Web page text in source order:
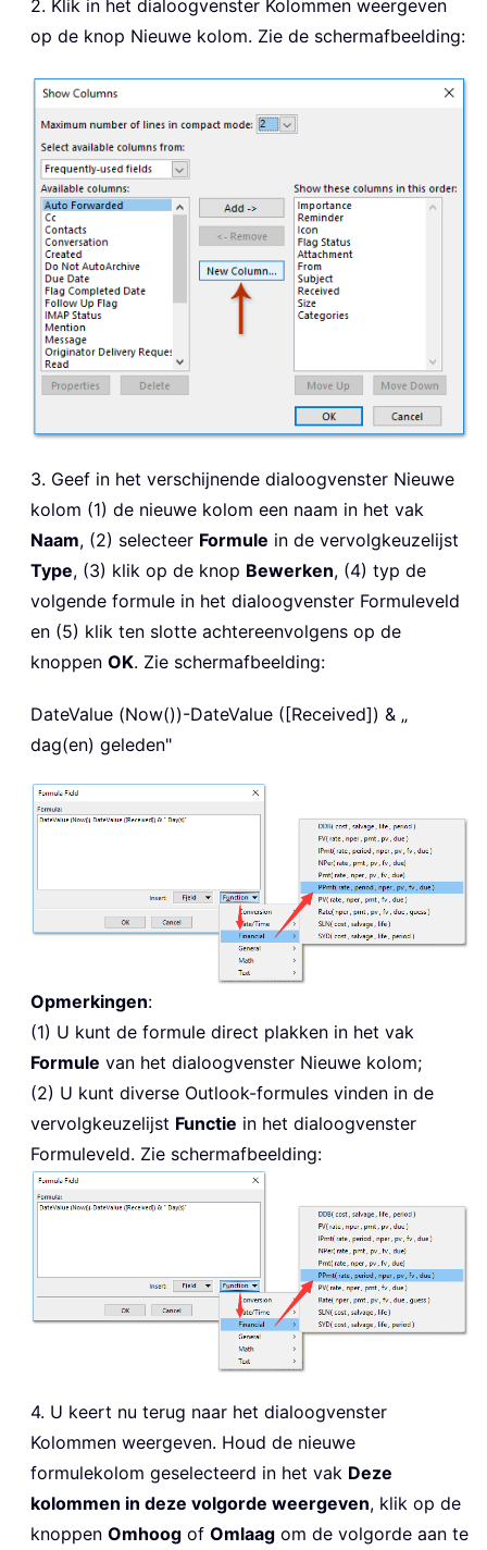
2. Klik in het dialoogvenster Kolommen weergeven
op de knop Nieuwe kolom. Zie de schermafbeelding:
3. Geef in het verschijnende dialoogvenster Nieuwe
kolom (1) de nieuwe kolom een naam in het vak
Naam, (2) selecteer Formule in de vervolgkeuzelijst
Type, (3) klik op de knop Bewerken, (4) typ de
volgende formule in het dialoogvenster Formuleveld
en (5) klik ten slotte achtereenvolgens op de
knoppen OK. Zie schermafbeelding:
DateValue (Now())-DateValue ([Received]) & „
dag(en) geleden"
Opmerkingen:
(1) U kunt de formule direct plakken in het vak
Formule van het dialoogvenster Nieuwe kolom;
(2) U kunt diverse Outlook-formules vinden in de
vervolgkeuzelijst Functie in het dialoogvenster
Formuleveld. Zie schermafbeelding:
4. U keert nu terug naar het dialoogvenster
Kolommen weergeven. Houd de nieuwe
formulekolom geselecteerd in het vak Deze
kolommen in deze volgorde weergeven, klik op de
knoppen Omhoog of Omlaag om de volgorde aan te